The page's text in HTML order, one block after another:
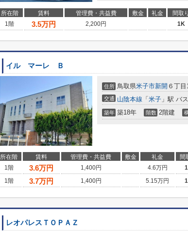
所在階 賃料 管理費・共益費 敷金 礼金 間取り
1階
3.5万円 2,200円 1K
イル マーレ Ｂ
住所 鳥取県米子市新開 ６丁
交通 山陰本線 「 米子 」駅 バ
築年 築18年 階数 2階建
所在階 賃料 管理費・共益費 敷金 礼金 間
1階
3.6万円 1,400円 4.6万円
1階
3.7万円 1,400円 5.15万円
レオパレスＴＯＰＡＺ